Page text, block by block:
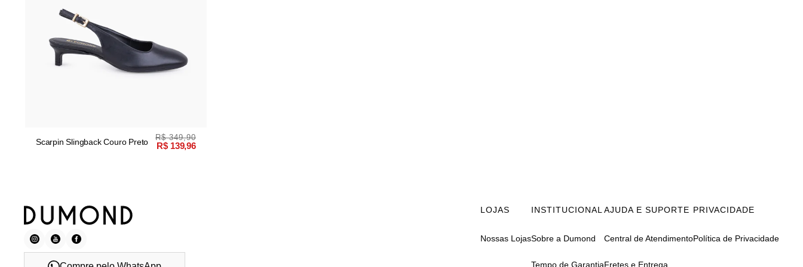
Scarpin Slingback Couro Preto R$ 349,90
R$ 139,96
LOJAS
Nossas Lojas
INSTITUCIONAL
Sobre a Dumond
Tempo de Garantia
AJUDA E SUPORTE
Central de Atendimento
Fretes e Entrega
PRIVACIDADE
Política de Privacidade